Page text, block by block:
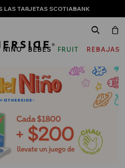
LAS TARJETAS SCOTIABANK
NIÑO BEBÉS
FRUIT
THE
LOOM
REBAJAS